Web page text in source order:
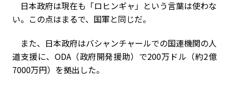
日本政府は現在も「ロヒンギャ」という言葉は使わな
い。この点はまるで、国軍と同じだ。
また、日本政府はバシャンチャールでの国連機関の人
道支援に、ODA（政府開発援助）で200万ドル（約2億
7000万円）を拠出した。